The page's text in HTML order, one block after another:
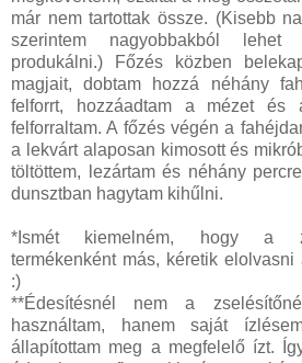
már nem tartottak össze. (Kisebb
szerintem nagyobbakból
produkálni.) Főzés közben
magjait, dobtam hozzá néhány
felforrt, hozzáadtam a mézet és
felforraltam. A főzés végén a
a lekvárt alaposan kimosott és
töltöttem, lezártam és néhány
dunsztban hagytam kihűlni.
*Ismét kiemelném, hogy a
termékenként más, kéretik elolvasni
:)
**Édesítésnél nem a
használtam, hanem saját
állapítottam meg a megfelelő ízt.